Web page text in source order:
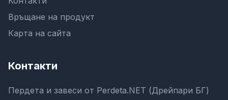
Връщане на продукт
Карта на сайта
Контакти
Пердета и завеси от Perdeta.NET (Дрейпари БГ)